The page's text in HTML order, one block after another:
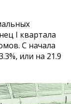
I квартала
С начала
или на 21.9